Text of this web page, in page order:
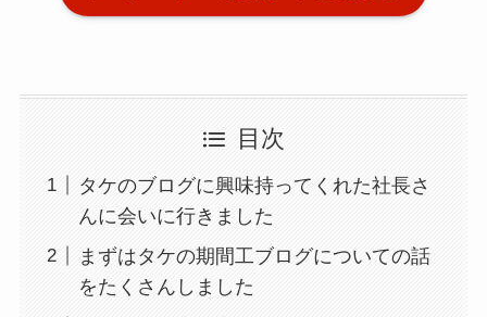
目次
タケのブログに興味持ってくれた社長さ
んに会いに行きました
まずはタケの期間工ブログについての話
をたくさんしました